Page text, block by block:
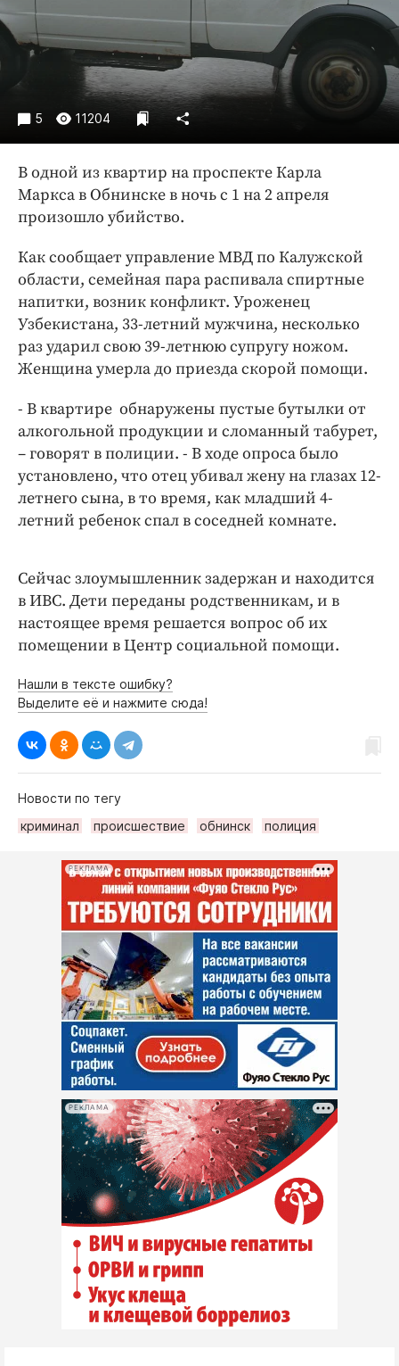
Экономика и бизнес
ПРОЕКТЫ
Блоги
Издания
Медиаперсона
Интересное чтиво
Клиника года
Бренд года
Работодатель года
5 11204
В одной из квартир на проспекте Карла
Маркса в Обнинске в ночь с 1 на 2 апреля
произошло убийство.
Как сообщает управление МВД по Калужской
области, семейная пара распивала спиртные
напитки, возник конфликт. Уроженец
Узбекистана, 33-летний мужчина, несколько
раз ударил свою 39-летнюю супругу ножом.
Женщина умерла до приезда скорой помощи.
- В квартире обнаружены пустые бутылки от
алкогольной продукции и сломанный табурет,
– говорят в полиции. - В ходе опроса было
установлено, что отец убивал жену на глазах 12-
летнего сына, в то время, как младший 4-
летний ребенок спал в соседней комнате.
Сейчас злоумышленник задержан и находится
в ИВС. Дети переданы родственникам, и в
настоящее время решается вопрос об их
помещении в Центр социальной помощи.
Нашли в тексте ошибку?
Выделите её и нажмите сюда!
Новости по тегу
криминал
происшествие обнинск полиция
РЕКЛАМА
РЕКЛАМА